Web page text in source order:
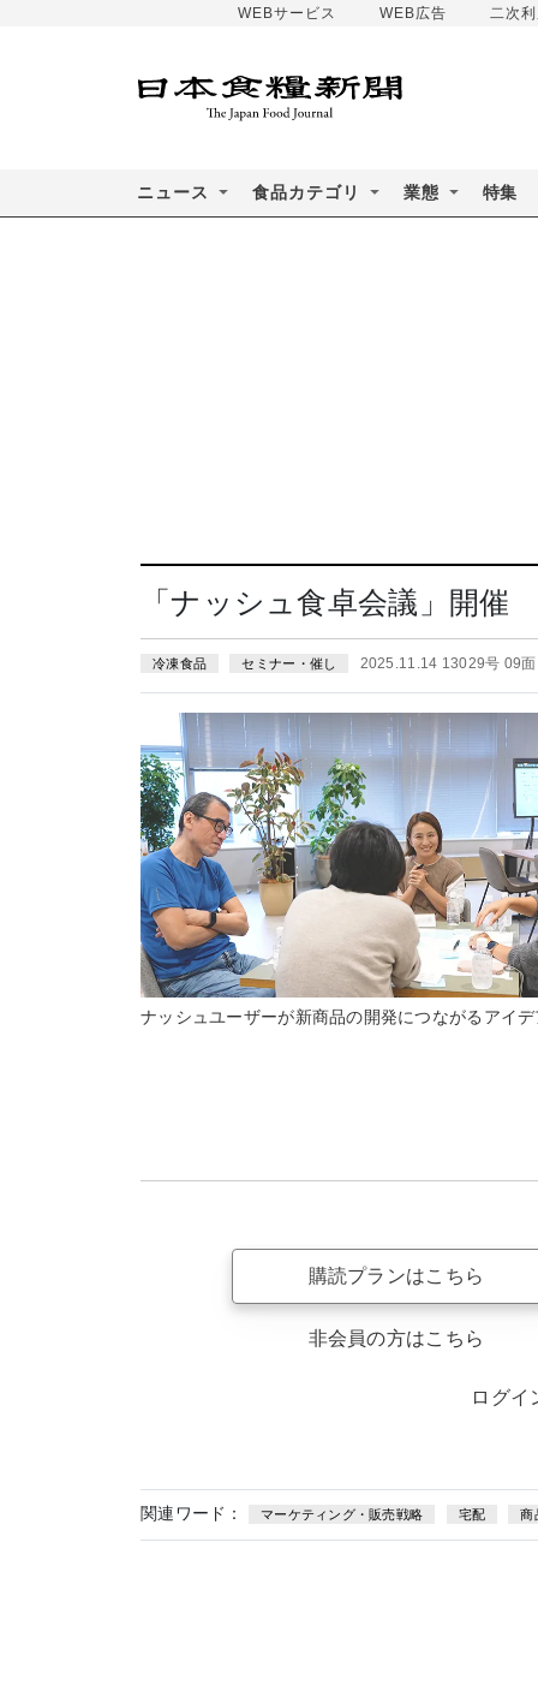
WEBサービス WEB広告 二次
ニュース 食品カテゴリ 業態 特集
「ナッシュ食卓会議」開
冷凍食品 セミナー・催し 2025.11.14 13029号 09面
ナッシュユーザーが新商品の開発につながるアイ
購読プランはこちら
非会員の方はこちら
ログイ
関連ワード： マーケティング・販売戦略 宅配 商